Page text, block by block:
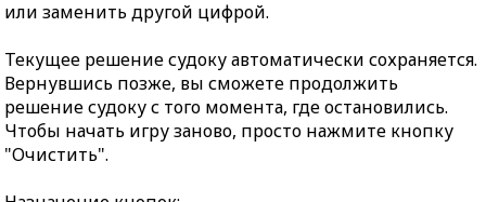
или заменить другой цифрой.
Текущее решение судоку автоматически сохраняется.
Вернувшись позже, вы сможете продолжить
решение судоку с того момента, где остановились.
Чтобы начать игру заново, просто нажмите кнопку
"Очистить".